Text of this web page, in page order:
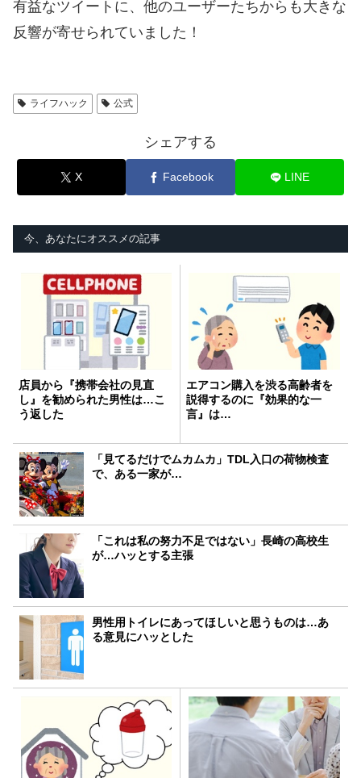
有益なツイートに、他のユーザーたちからも大きな
反響が寄せられていました！
ライフハック 公式
シェアする
X Facebook LINE
今、あなたにオススメの記事
店員から『携帯会社の見直
し』を勧められた男性は…こ
う返した
エアコン購入を渋る高齢者を
説得するのに『効果的な一
言』は…
「見てるだけでムカムカ」TDL入口の荷物検査
で、ある一家が…
「これは私の努力不足ではない」長崎の高校生
が…ハッとする主張
男性用トイレにあってほしいと思うものは…あ
る意見にハッとした